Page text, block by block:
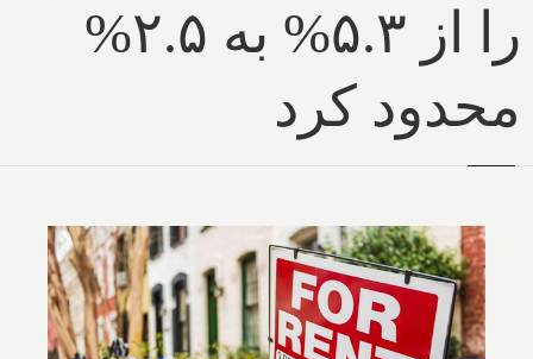
را از ۵.۳% به ۲.۵%
محدود کرد